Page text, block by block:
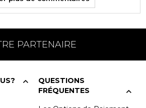
PARTENAIRE
QUESTIONS
FRÉQUENTES